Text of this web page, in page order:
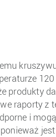
​​produkty
raporty
i